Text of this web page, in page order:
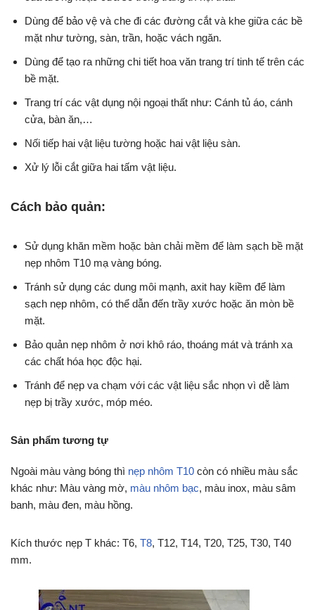
Dùng để bảo vệ và che đi các đường cắt và khe giữa các bề
mặt như tường, sàn, trần, hoặc vách ngăn.
Dùng để tạo ra những chi tiết hoa văn trang trí tinh tế trên các
bề mặt.
Trang trí các vật dụng nội ngoại thất như: Cánh tủ áo, cánh
cửa, bàn ăn,…
Nối tiếp hai vật liệu tường hoặc hai vật liệu sàn.
Xử lý lỗi cắt giữa hai tấm vật liệu.
Cách bảo quản:
Sử dụng khăn mềm hoặc bàn chải mềm để làm sạch bề mặt
nẹp nhôm T10 mạ vàng bóng.
Tránh sử dụng các dung môi mạnh, axit hay kiềm để làm
sạch nẹp nhôm, có thể dẫn đến trầy xước hoặc ăn mòn bề
mặt.
Bảo quản nẹp nhôm ở nơi khô ráo, thoáng mát và tránh xa
các chất hóa học độc hại.
Tránh để nẹp va chạm với các vật liệu sắc nhọn vì dễ làm
nẹp bị trầy xước, móp méo.
Sản phẩm tương tự
Ngoài màu vàng bóng thì nẹp nhôm T10 còn có nhiều màu sắc
khác như: Màu vàng mờ, màu nhôm bạc, màu inox, màu sâm
banh, màu đen, màu hồng.
Kích thước nẹp T khác: T6, T8, T12, T14, T20, T25, T30, T40
mm.